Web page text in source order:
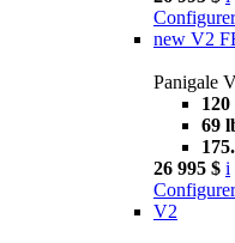
Configurer
new V2
Panigale
120
69
26 995 $ i
Configurer
V2